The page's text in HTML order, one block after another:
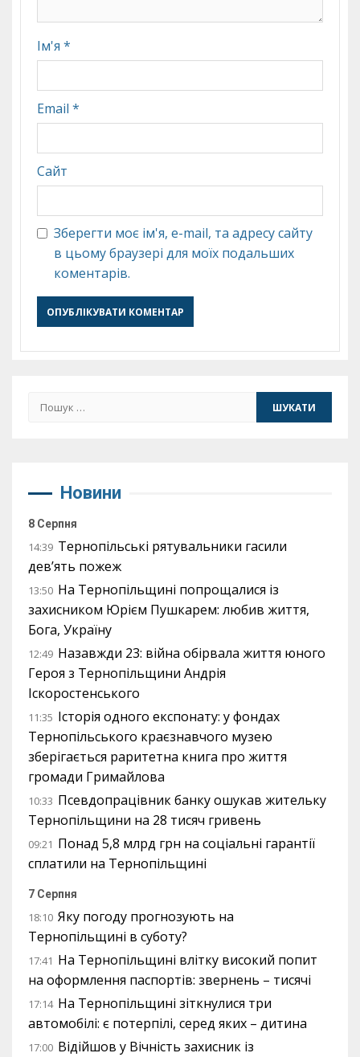
Ім'я *
Email *
Сайт
Зберегти моє ім'я, e-mail, та адресу сайту
в цьому браузері для моїх подальших
коментарів.
Пошук:
Новини
8 Серпня
14:39 Тернопільські рятувальники гасили
дев’ять пожеж
13:50 На Тернопільщині попрощалися із
захисником Юрієм Пушкарем: любив життя,
Бога, Україну
12:49 Назавжди 23: війна обірвала життя юного
Героя з Тернопільщини Андрія
Іскоростенського
11:35 Історія одного експонату: у фондах
Тернопільського краєзнавчого музею
зберігається раритетна книга про життя
громади Гримайлова
10:33 Псевдопрацівник банку ошукав жительку
Тернопільщини на 28 тисяч гривень
09:21 Понад 5,8 млрд грн на соціальні гарантії
сплатили на Тернопільщині
7 Серпня
18:10 Яку погоду прогнозують на
Тернопільщині в суботу?
17:41 На Тернопільщині влітку високий попит
на оформлення паспортів: звернень – тисячі
17:14 На Тернопільщині зіткнулися три
автомобілі: є потерпілі, серед яких – дитина
17:00 Відійшов у Вічність захисник із